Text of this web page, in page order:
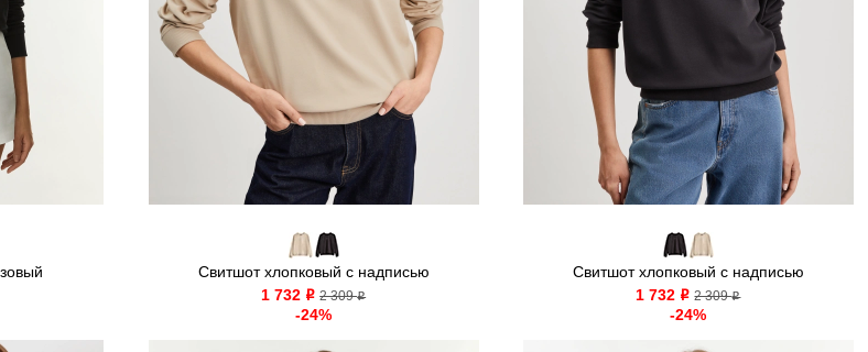
Свитшот хлопковый с надписью
1 732 o 2 309o
-24%
Свитшот хлопковый с надписью
1 732 o 2 309o
-24%